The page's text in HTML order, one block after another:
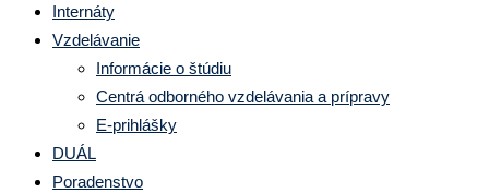
Internáty
Vzdelávanie
Informácie o štúdiu
Centrá odborného vzdelávania a prípravy
E-prihlášky
DUÁL
Poradenstvo